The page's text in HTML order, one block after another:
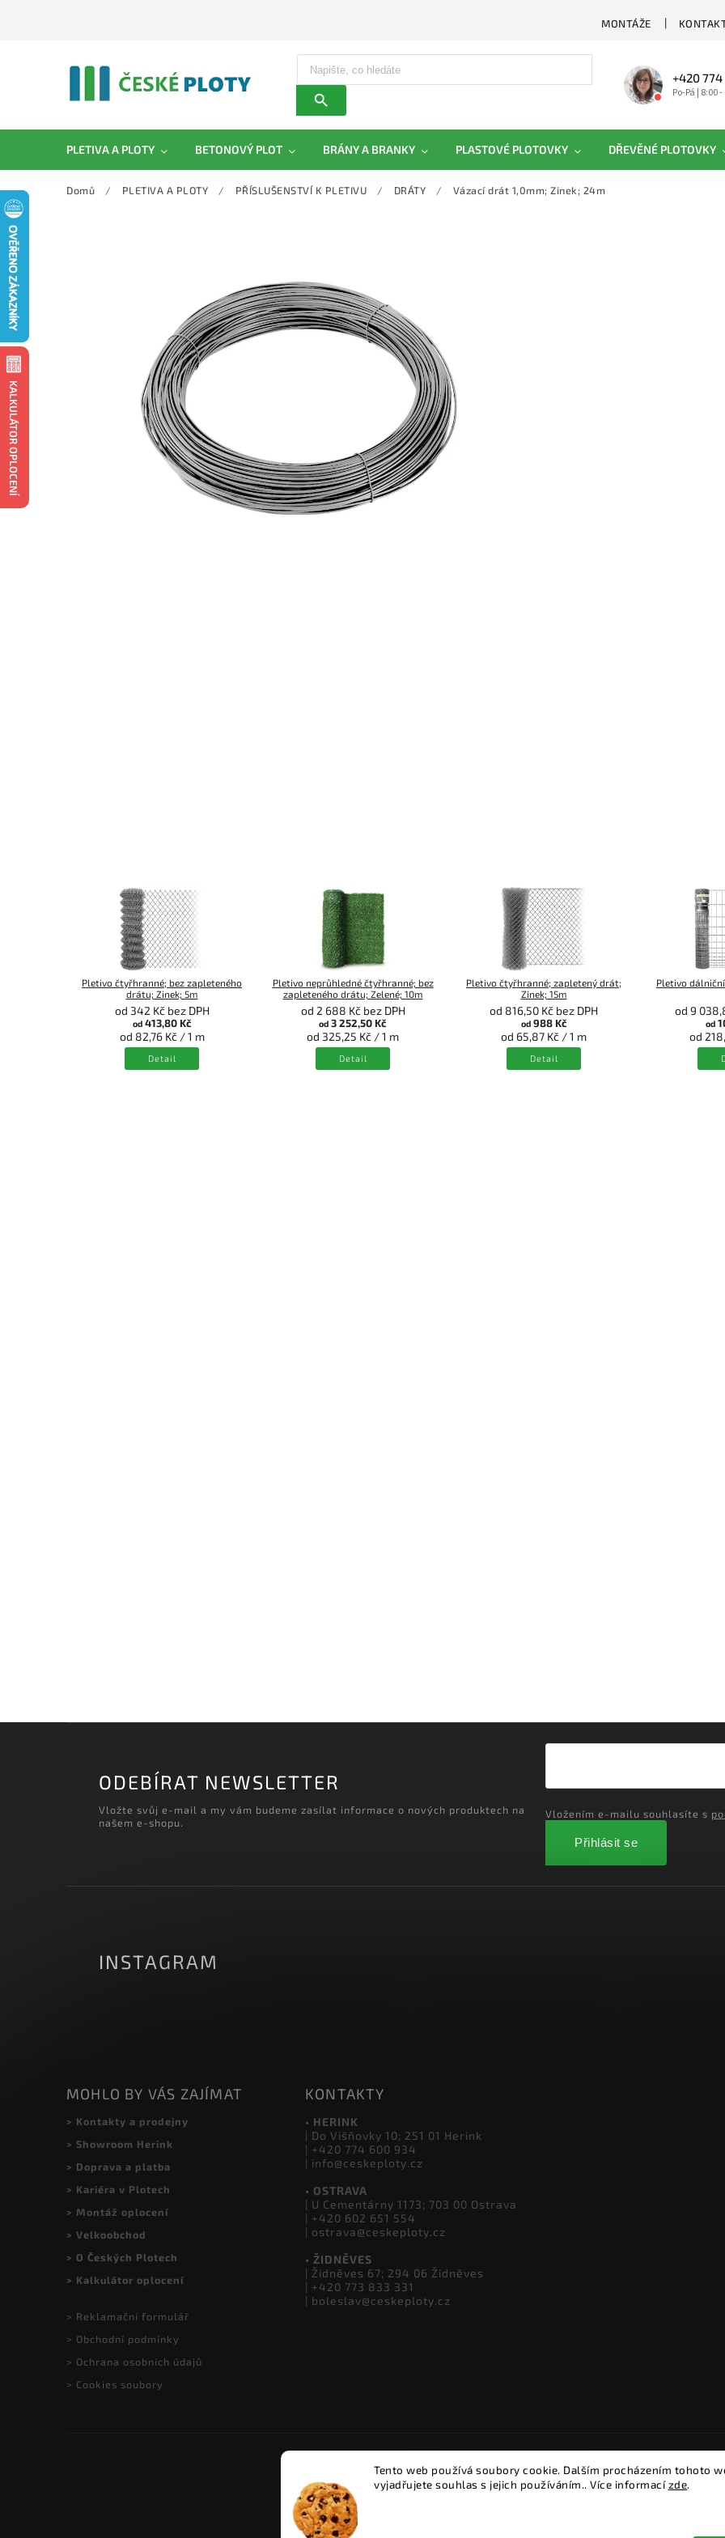
Tento web používá soubory cookie. Dalším procházením tohoto
vyjadřujete souhlas s jejich používáním.. Více informacízde.
MONTÁŽE
+420
Po-Pá | 8:00
PLETIVA A PLOTY BETONOVÝ PLOT BRÁNY A BRANKY PLASTOVÉ PLOTOVKY DŘEVĚNÉ PLOTOVKY
Domů / PLETIVA A PLOTY / PŘÍSLUŠENSTVÍ K PLETIVU / DRÁTY / Vázací drát 1,0mm; Zinek; 24m
Pletivo čtyřhranné; bez zapleteného
drátu; Zinek; 5m
od 342 Kč bez DPH
od413,80 Kč
od 82,76 Kč / 1 m
Detail
Pletivo neprůhledné čtyřhranné; bez
zapleteného drátu; Zelené; 10m
od 2 688 Kč bez DPH
od 3 252,50 Kč
od 325,25 Kč / 1 m
Detail
Pletivo čtyřhranné; zapletený drát;
Zinek; 15m
od 816,50 Kč bez DPH
od988 Kč
od 65,87 Kč / 1 m
Detail
Pletivo
od 9
od
od
MOHLO BY VÁS ZAJÍMAT
> Kontakty a prodejny
> Showroom Herink
> Doprava a platba
> Kariéra v Plotech
> Montáž oplocení
> O Českých Plotech
> Kalkulátor oplocení
> Reklamační formulář
KONTAKTY
• HERINK
| Do Višňovky 10; 251 01 Herink
| +420 774 600 934
| info@ceskeploty.cz
• OSTRAVA
| U Cementárny 1173; 703 00 Ostrava
| +420 602 651 554
| ostrava@ceskeploty.cz
KALKULÁTOR OPLOCENÍ